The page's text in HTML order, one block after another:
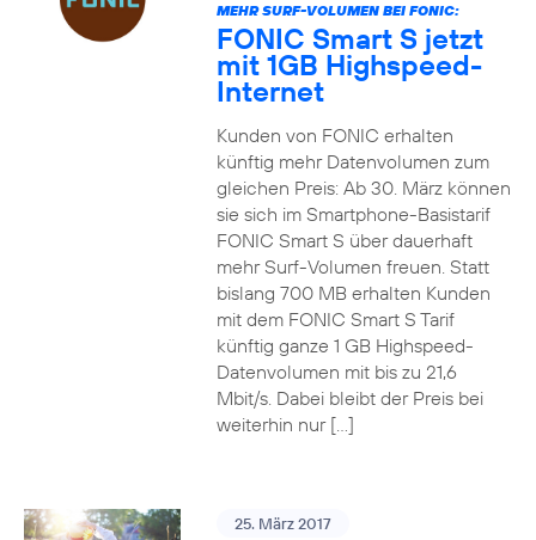
MEHR SURF-VOLUMEN BEI FONIC:
FONIC Smart S jetzt
mit 1GB Highspeed-
Internet
Kunden von FONIC erhalten
künftig mehr Datenvolumen zum
gleichen Preis: Ab 30. März können
sie sich im Smartphone-Basistarif
FONIC Smart S über dauerhaft
mehr Surf-Volumen freuen. Statt
bislang 700 MB erhalten Kunden
mit dem FONIC Smart S Tarif
künftig ganze 1 GB Highspeed-
Datenvolumen mit bis zu 21,6
Mbit/s. Dabei bleibt der Preis bei
weiterhin nur […]
25. März 2017